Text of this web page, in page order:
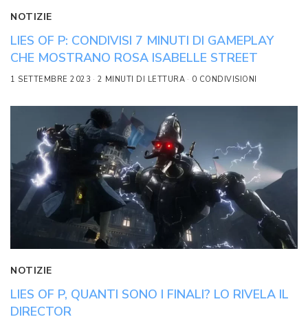
NOTIZIE
LIES OF P: CONDIVISI 7 MINUTI DI GAMEPLAY
CHE MOSTRANO ROSA ISABELLE STREET
1 SETTEMBRE 2023 2 MINUTI DI LETTURA 0 CONDIVISIONI
NOTIZIE
LIES OF P, QUANTI SONO I FINALI? LO RIVELA IL
DIRECTOR